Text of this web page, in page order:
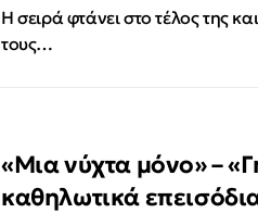
Η σειρά φτάνει στο τέλος της
τους…
«Μια νύχτα μόνο» –
καθηλωτικά